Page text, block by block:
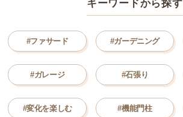
キーワードから探す
#ファサード #ガーデニング
#ガレージ #石張り
#変化を楽しむ #機能門柱